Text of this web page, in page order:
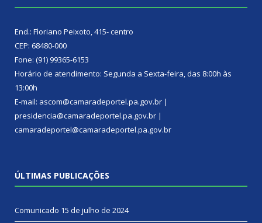
End.: Floriano Peixoto, 415- centro
CEP: 68480-000
Fone: (91) 99365-6153
Horário de atendimento: Segunda a Sexta-feira, das 8:00h às
13:00h
E-mail: ascom@camaradeportel.pa.gov.br |
presidencia@camaradeportel.pa.gov.br |
camaradeportel@camaradeportel.pa.gov.br
ÚLTIMAS PUBLICAÇÕES
Comunicado 15 de julho de 2024